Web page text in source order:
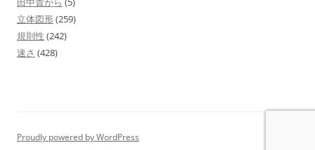
立体図形(259)
規則性 (242)
速さ (428)
Proudly powered by WordPress